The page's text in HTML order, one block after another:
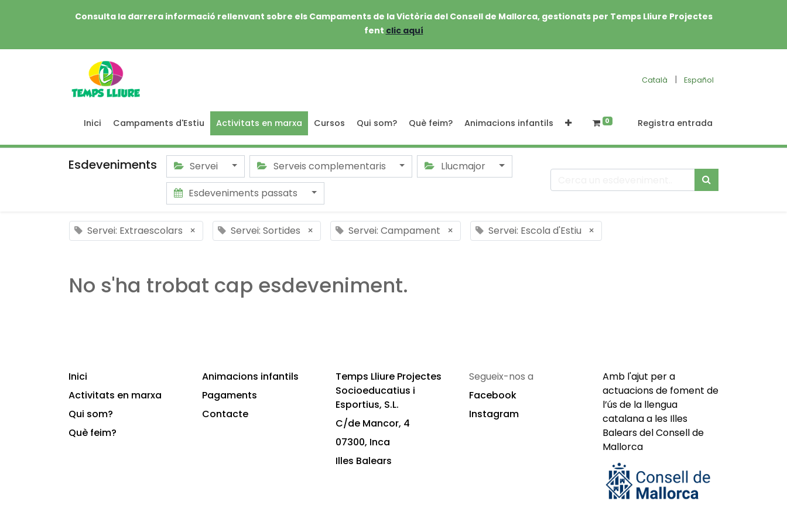
Consulta la darrera informació rellenvant sobre els Campaments de la Victòria del Consell de Mallorca, gestionats per Temps Lliure Projectes
fent clic aquí
Català | Español
Inici Campaments d'Estiu Activitats en marxa Cursos Qui som? Què feim? Animacions infantils 0 Registra entrada
Esdeveniments Servei Serveis complementaris
Llucmajor
Esdeveniments passats
Servei: Extraescolars × Servei: Sortides × Servei: Campament × Servei: Escola d'Estiu ×
No s'ha trobat cap esdeveniment.
Inici
Activitats en marxa
Qui som?
Què feim?
Animacions infantils
Pagaments
Contacte
Temps Lliure Projectes
Socioeducatius i
Esportius, S.L.
C/de Mancor, 4
07300, Inca
Illes Balears
Segueix-nos a
Facebook
Instagram
Amb l'ajut per a
actuacions de foment de
l’ús de la llengua
catalana a les Illes
Balears del Consell de
Mallorca